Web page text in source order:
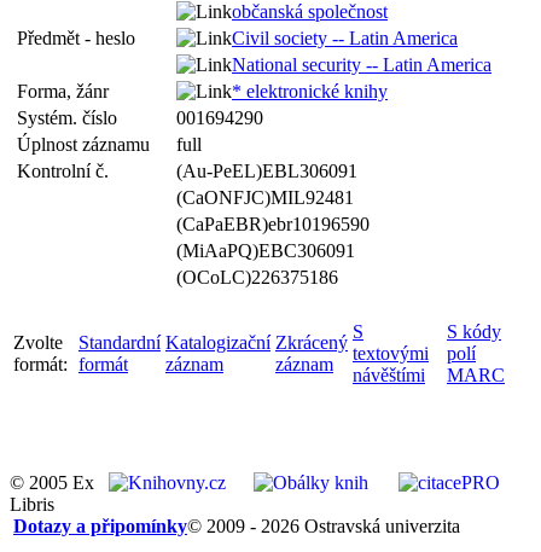
občanská společnost
Předmět - heslo
Civil society -- Latin America
National security -- Latin America
Forma, žánr
* elektronické knihy
Systém. číslo
001694290
Úplnost záznamu
full
Kontrolní č.
(Au-PeEL)EBL306091
(CaONFJC)MIL92481
(CaPaEBR)ebr10196590
(MiAaPQ)EBC306091
(OCoLC)226375186
Zvolte
formát:
Standardní
formát
Katalogizační
záznam
Zkrácený
záznam
S
textovými
návěštími
S kódy
polí
MARC
© 2005 Ex
Libris
© 2009 - 2026 Ostravská univerzita
Dotazy a připomínky